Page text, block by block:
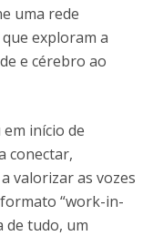
uma rede
exploram a
e cérebro ao
início de
conectar,
valorizar as vozes
“work-in-
de tudo, um